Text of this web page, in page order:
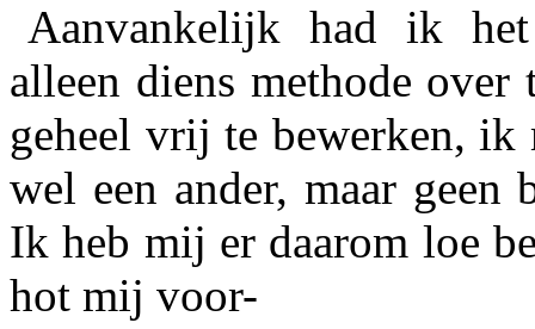
Aanvankelijk had ik het
alleen diens methode
geheel vrij te bewerken, ik
wel een ander, maar geen
Ik heb mij er daarom loe
hot mij voor-